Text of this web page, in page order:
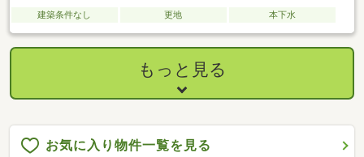
建築条件なし 更地 本下水
もっと見る
お気に入り物件一覧を見る